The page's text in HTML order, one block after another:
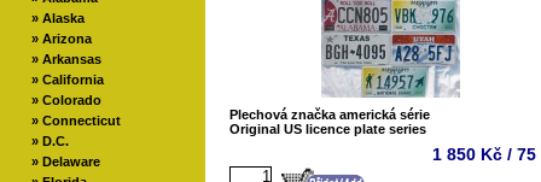
» Alaska
» Arizona
» Arkansas
» California
» Colorado
» Connecticut
» D.C.
» Delaware
Plechová značka americká série
Original US licence plate series
1 850 Kč / 75